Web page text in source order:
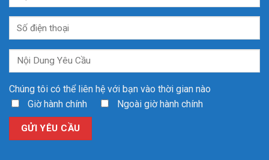
Chúng tôi có thể liên hệ với bạn vào thời gian nào
Giờ hành chính
Ngoài giờ hành chính